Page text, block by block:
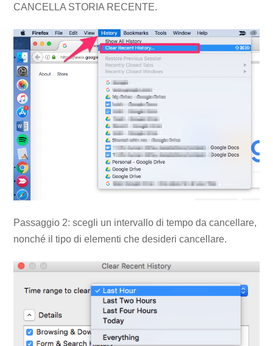
CANCELLA STORIA RECENTE.
Passaggio 2: scegli un intervallo di tempo da cancellare,
nonché il tipo di elementi che desideri cancellare.